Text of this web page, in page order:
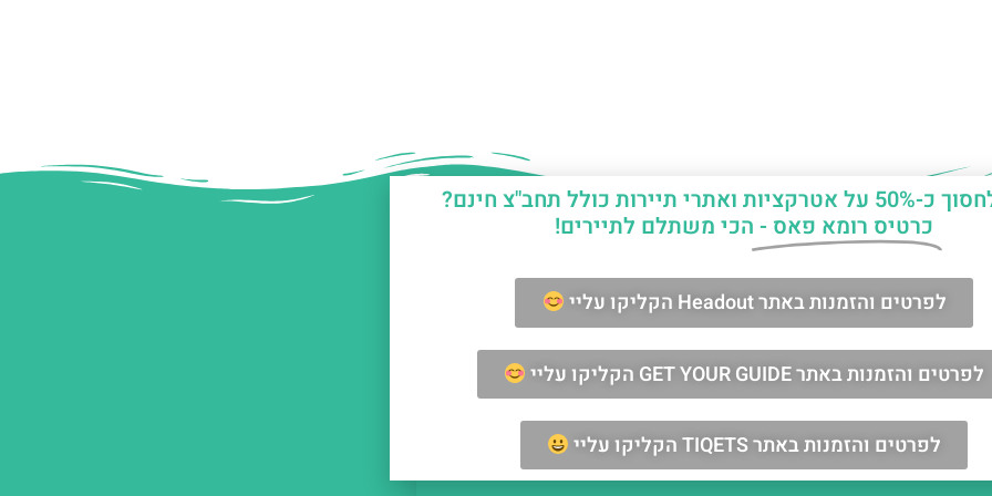
החופשה ברומא?
מאשר/ת קבלת דיוור וחומרים פרסומיים
שליחה
ואתרי תיירות כולל תחב"צ חינם?
כרטיס רומא פאס - הכי משתלם לתיירים!
לפרטים והזמנות באתר Headout הקליקו עליי
לפרטים והזמנות באתר GET YOUR GUIDE הקליקו עליי
לפרטים והזמנות באתר TIQETS הקליקו עליי